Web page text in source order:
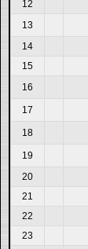
12
13
14
15
16
17
18
19
20
21
22
23